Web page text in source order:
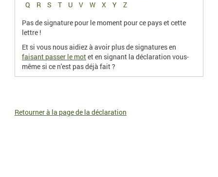
Q
R S T U V W X Y
Z
Pas de signature pour le moment pour ce pays et cette
lettre !
Et si vous nous aidiez à avoir plus de signatures en
faisant passer le motet en signant la déclaration vous-
même si ce n'est pas déjà fait ?
Retourner à la page de la déclaration